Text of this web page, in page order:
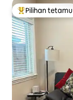
Pilihan utama
Pilihan tetamu